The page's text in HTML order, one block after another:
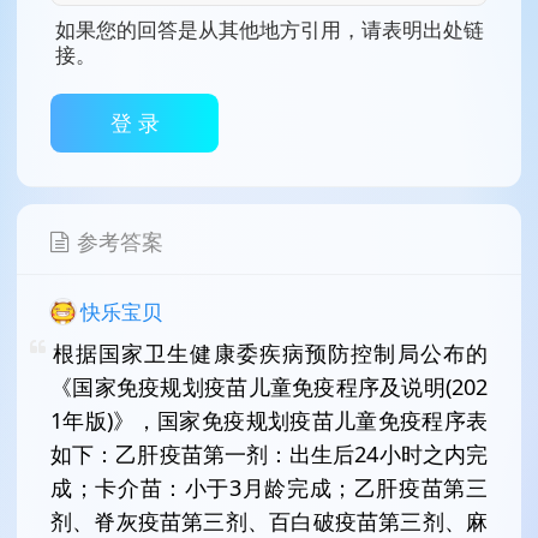
如果您的回答是从其他地方引用，请表明出处链
接。
登 录
参考答案
快乐宝贝
根据国家卫生健康委疾病预防控制局公布的
《国家免疫规划疫苗儿童免疫程序及说明(202
1年版)》，国家免疫规划疫苗儿童免疫程序表
如下：乙肝疫苗第一剂：出生后24小时之内完
成；卡介苗：小于3月龄完成；乙肝疫苗第三
剂、脊灰疫苗第三剂、百白破疫苗第三剂、麻